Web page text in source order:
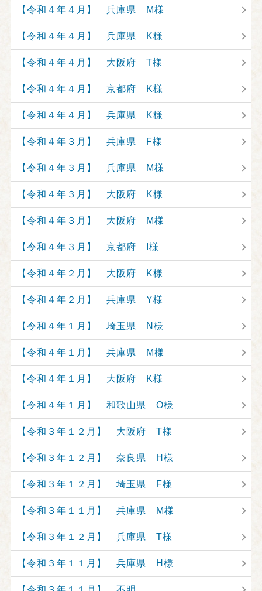
【令和４年４月】 兵庫県 M様
【令和４年４月】 兵庫県 K様
【令和４年４月】 大阪府 T様
【令和４年４月】 京都府 K様
【令和４年４月】 兵庫県 K様
【令和４年３月】 兵庫県 F様
【令和４年３月】 兵庫県 M様
【令和４年３月】 大阪府 K様
【令和４年３月】 大阪府 M様
【令和４年３月】 京都府 I様
【令和４年２月】 大阪府 K様
【令和４年２月】 兵庫県 Y様
【令和４年１月】 埼玉県 N様
【令和４年１月】 兵庫県 M様
【令和４年１月】 大阪府 K様
【令和４年１月】 和歌山県 O様
【令和３年１２月】 大阪府 T様
【令和３年１２月】 奈良県 H様
【令和３年１２月】 埼玉県 F様
【令和３年１１月】 兵庫県 M様
【令和３年１２月】 兵庫県 T様
【令和３年１１月】 兵庫県 H様